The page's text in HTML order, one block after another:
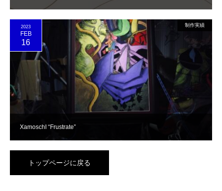
XamoschI “Frustrate”
2023
FEB
16
制作実績
トップページに戻る